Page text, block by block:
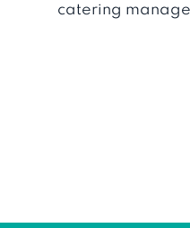
catering